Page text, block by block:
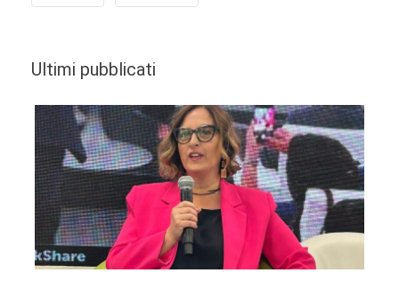
Ultimi pubblicati